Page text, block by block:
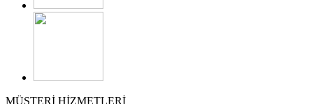
MÜŞTERİ HİZMETLERİ